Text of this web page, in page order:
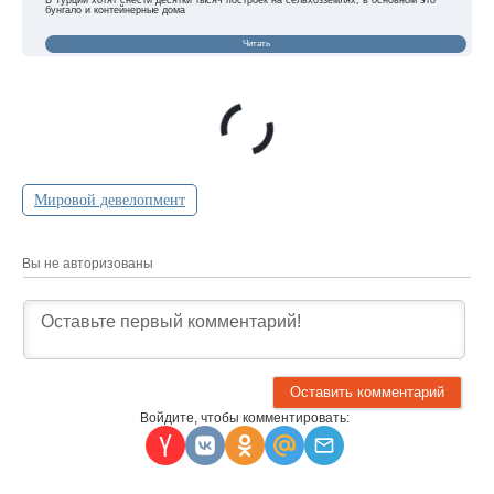
бунгало и контейнерные дома
Читать
Мировой девелопмент
Вы не авторизованы
Войдите, чтобы комментировать: